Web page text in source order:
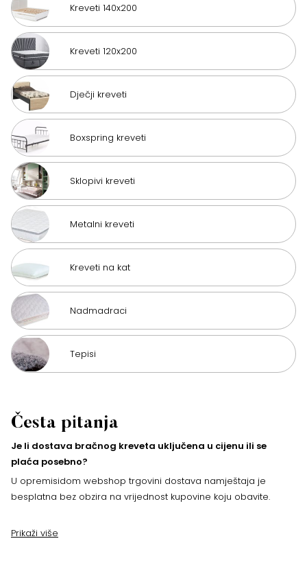
Kreveti 140x200
Kreveti 120x200
Dječji kreveti
Boxspring kreveti
Sklopivi kreveti
Metalni kreveti
Kreveti na kat
Nadmadraci
Tepisi
Česta pitanja
Je li dostava bračnog kreveta uključena u cijenu ili se
plaća posebno?
U opremisidom webshop trgovini dostava namještaja je
besplatna bez obzira na vrijednost kupovine koju obavite.
Prikaži više